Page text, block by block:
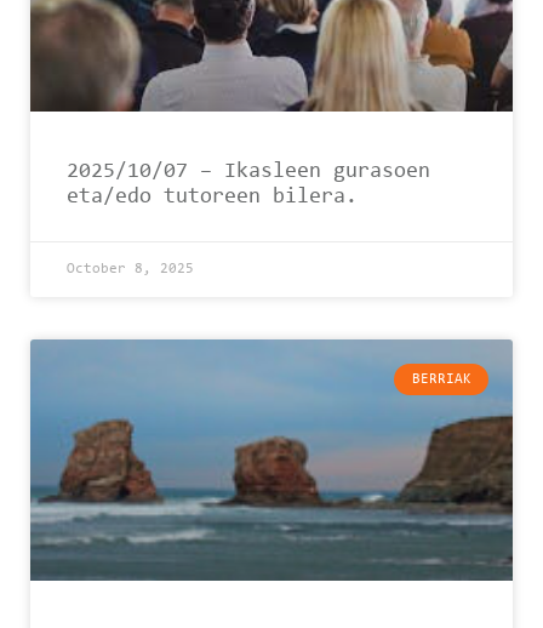
2025/10/07 – Ikasleen gurasoen
eta/edo tutoreen bilera.
October 8, 2025
BERRIAK